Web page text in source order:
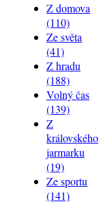
Z domova
(110)
Ze světa
(41)
Z hradu
(188)
Volný čas
(139)
Z
královského
jarmarku
(19)
Ze sportu
(141)